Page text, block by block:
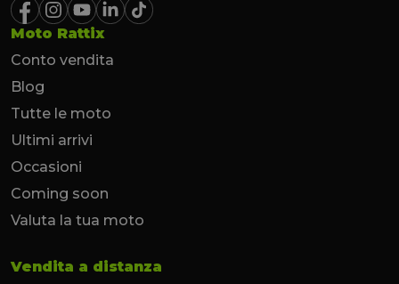
Moto Rattix
Conto vendita
Blog
Tutte le moto
Ultimi arrivi
Occasioni
Coming soon
Valuta la tua moto
Vendita a distanza